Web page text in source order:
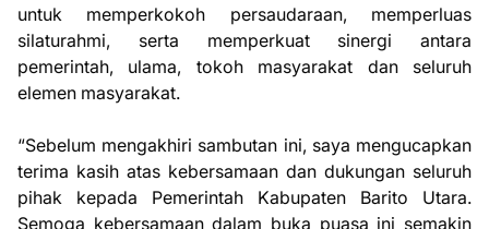
untuk memperkokoh persaudaraan, memperluas
silaturahmi, serta memperkuat sinergi antara
pemerintah, ulama, tokoh masyarakat dan seluruh
elemen masyarakat.
“Sebelum mengakhiri sambutan ini, saya mengucapkan
terima kasih atas kebersamaan dan dukungan seluruh
pihak kepada Pemerintah Kabupaten Barito Utara.
Semoga kebersamaan dalam buka puasa ini semakin